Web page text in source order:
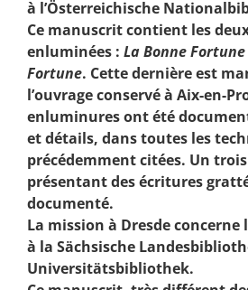
à l’Österreichische
Ce manuscrit contient les
enluminées : La Bonne
Fortune. Cette dernière est
l’ouvrage conservé à Aix-en-
enluminures ont été
et détails, dans toutes les
précédemment citées. Un
présentant des écritures
documenté.
La mission à Dresde concerne
à la Sächsische
Universitätsbibliothek.